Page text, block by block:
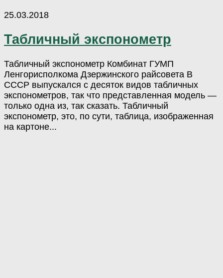
25.03.2018
Табличный экспонометр
Табличный экспонометр Комбинат ГУМП
Ленгорисполкома Дзержинского райсовета В
СССР выпускался с десяток видов табличных
экспонометров, так что представленная модель —
только одна из, так сказать. Табличный
экспонометр, это, по сути, таблица, изображенная
на картоне...